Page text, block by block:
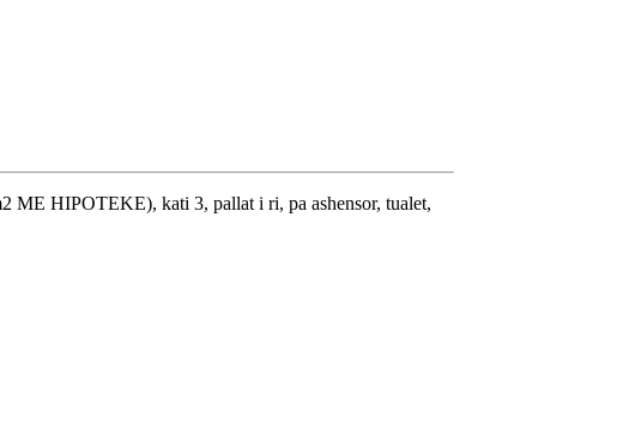
ME HIPOTEKE), kati 3, pallat i ri, pa ashensor, tualet,